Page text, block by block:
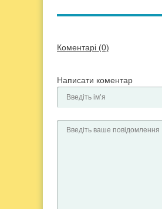
Коментарі (0)
Написати коментар